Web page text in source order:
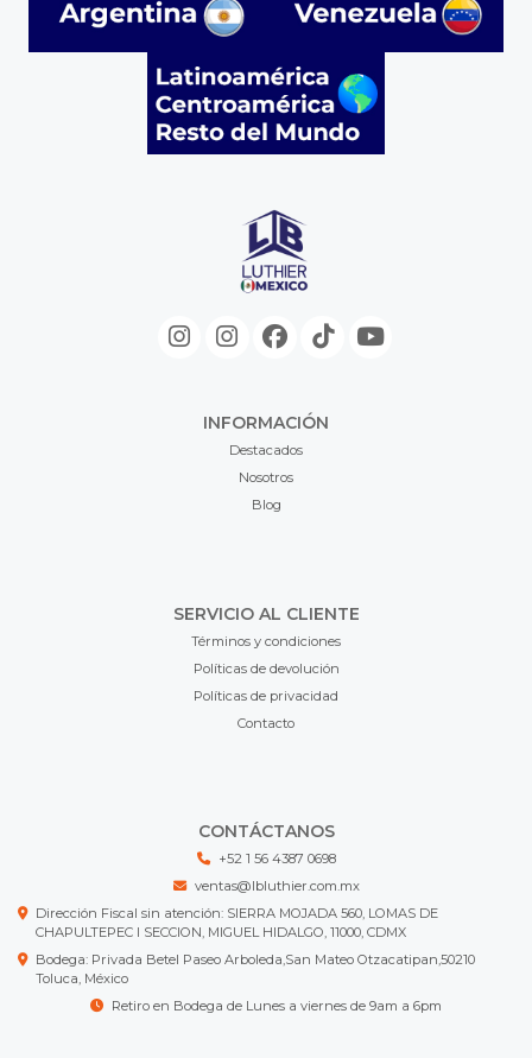
INFORMACIÓN
Destacados
Nosotros
Blog
SERVICIO AL CLIENTE
Términos y condiciones
Políticas de devolución
Políticas de privacidad
Contacto
CONTÁCTANOS
+52 1 56 4387 0698
ventas@lbluthier.com.mx
Dirección Fiscal sin atención: SIERRA MOJADA 560, LOMAS DE
CHAPULTEPEC I SECCION, MIGUEL HIDALGO, 11000, CDMX
Bodega: Privada Betel Paseo Arboleda,San Mateo Otzacatipan,50210
Toluca, México
Retiro en Bodega de Lunes a viernes de 9am a 6pm